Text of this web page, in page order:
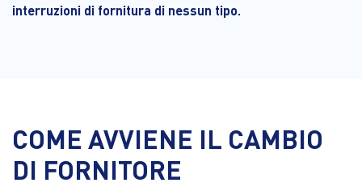
interruzioni di fornitura di nessun tipo.
COME AVVIENE IL CAMBIO
DI FORNITORE